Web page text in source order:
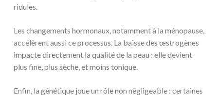
ridules.
Les changements hormonaux, notamment à la ménopause,
accélèrent aussi ce processus. La baisse des œstrogènes
impacte directement la qualité de la peau : elle devient
plus fine, plus sèche, et moins tonique.
Enfin, la génétique joue un rôle non négligeable : certaines